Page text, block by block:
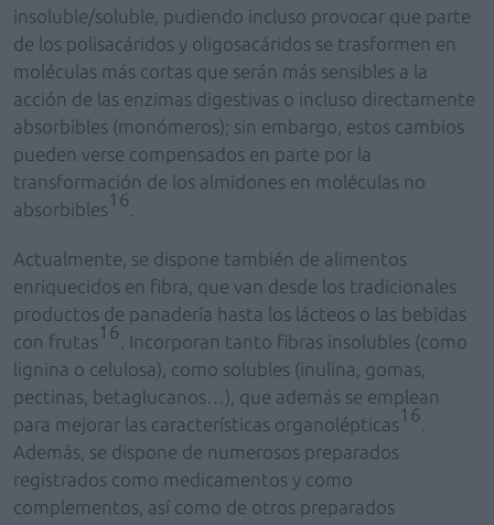
insoluble/soluble, pudiendo incluso provocar que parte
de los polisacáridos y oligosacáridos se trasformen en
moléculas más cortas que serán más sensibles a la
acción de las enzimas digestivas o incluso directamente
absorbibles (monómeros); sin embargo, estos cambios
pueden verse compensados en parte por la
transformación de los almidones en moléculas no
absorbibles16
Actualmente, se dispone también de alimentos
enriquecidos en fibra, que van desde los tradicionales
productos de panadería hasta los lácteos o las bebidas
con frutas16
. Incorporan tanto fibras insolubles (como
lignina o celulosa), como solubles (inulina, gomas,
pectinas, betaglucanos…), que además se emplean
para mejorar las características organolépticas16
Además, se dispone de numerosos preparados
registrados como medicamentos y como
complementos, así como de otros preparados